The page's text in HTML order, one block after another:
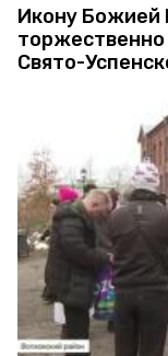
Икону Божией
Свято-